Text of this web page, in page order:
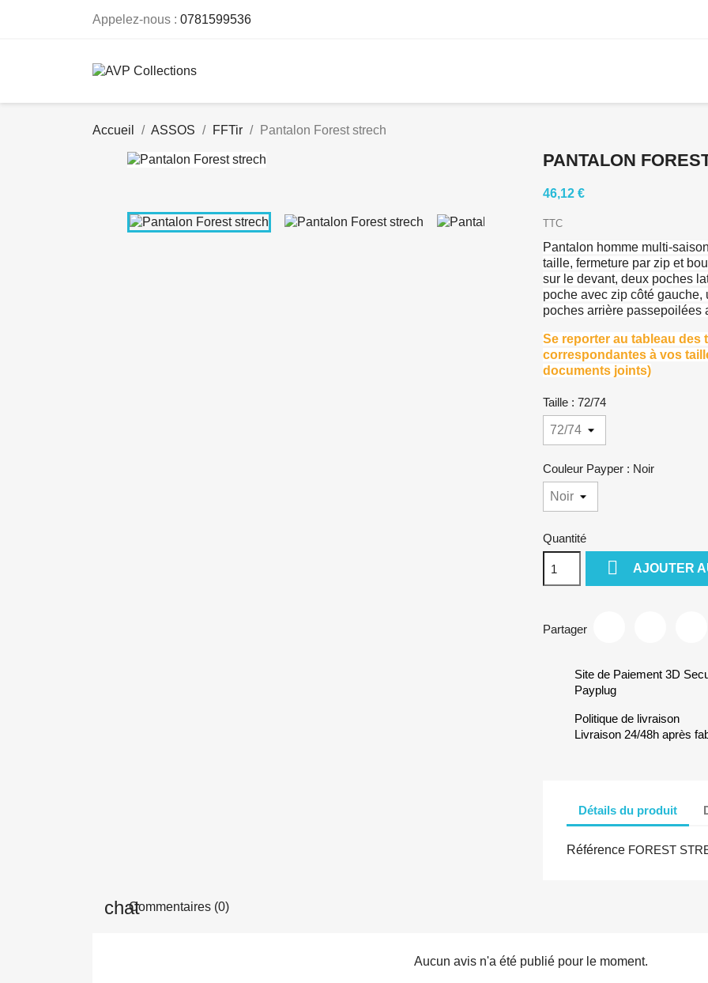
Appelez-nous : 0781599536
Accueil ASSOS FFTir Pantalon Forest strech
PANTALON
46,12 €
TTC
Pantalon homme multi-
taille, fermeture par zip et
sur le devant, deux poches
poche avec zip côté gauche,
poches arrière passepoilées
Se reporter au tableau des
correspondantes à vos
documents joints)
Taille : 72/74
Couleur Payper : Noir
Quantité
 AJOUTER
Partager
Site de Paiement 3D
Payplug
Politique de livraison
Livraison 24/48h après
Détails du produit
Référence FOREST
Commentaires (0)
Aucun avis n'a été publié pour le moment.